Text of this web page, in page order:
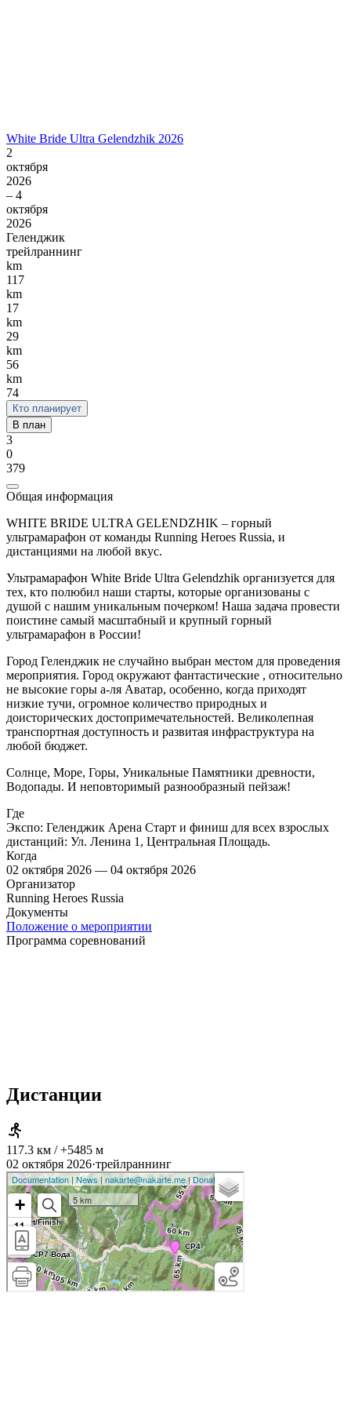
White Bride Ultra Gelendzhik 2026
2
октября
2026
– 4
октября
2026
Геленджик
трейлраннинг
km
117
km
17
km
29
km
56
km
74
Кто планирует
В план
3
0
379
Общая информация
WHITE BRIDE ULTRA GELENDZHIK – горный
ультрамарафон от команды Running Heroes Russia, и
дистанциями на любой вкус.
Ультрамарафон White Bride Ultra Gelendzhik организуется для
тех, кто полюбил наши старты, которые организованы с
душой с нашим уникальным почерком! Наша задача провести
поистине самый масштабный и крупный горный
ультрамарафон в России!
Город Геленджик не случайно выбран местом для проведения
мероприятия. Город окружают фантастические , относительно
не высокие горы а-ля Аватар, особенно, когда приходят
низкие тучи, огромное количество природных и
доисторических достопримечательностей. Великолепная
транспортная доступность и развитая инфраструктура на
любой бюджет.
Солнце, Море, Горы, Уникальные Памятники древности,
Водопады. И неповторимый разнообразный пейзаж!
Где
Экспо: Геленджик Арена Старт и финиш для всех взрослых
дистанций: Ул. Ленина 1, Центральная Площадь.
Когда
02 октября 2026 — 04 октября 2026
Организатор
Running Heroes Russia
Документы
Положение о мероприятии
Программа соревнований
Дистанции
117.3 км / +5485 м
02 октября 2026·трейлраннинг